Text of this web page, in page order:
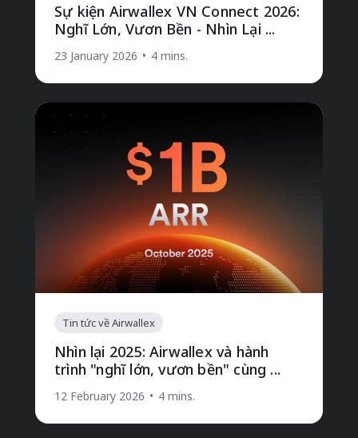
Sự kiện Airwallex VN Connect 2026:
Nghĩ Lớn, Vươn Bền - Nhìn Lại ...
23 January 2026 • 4 mins.
Tin tức về Airwallex
Nhìn lại 2025: Airwallex và hành
trình "nghĩ lớn, vươn bền" cùng ...
12 February 2026 • 4 mins.